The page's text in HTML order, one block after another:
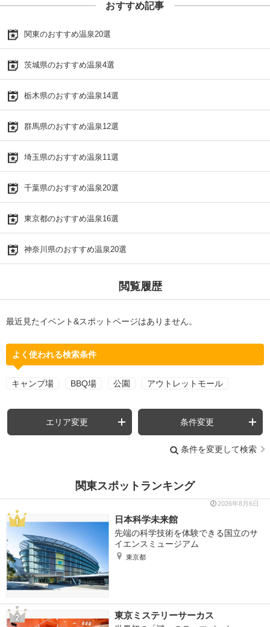
おすすめ記事
関東のおすすめ温泉20選
茨城県のおすすめ温泉4選
栃木県のおすすめ温泉14選
群馬県のおすすめ温泉12選
埼玉県のおすすめ温泉11選
千葉県のおすすめ温泉20選
東京都のおすすめ温泉16選
神奈川県のおすすめ温泉20選
閲覧履歴
最近見たイベント&スポットページはありません。
よく使われる検索条件
キャンプ場 BBQ場 公園 アウトレットモール
エリア変更 条件変更
条件を変更して検索
関東スポットランキング
2026年8月6日
日本科学未来館
先端の科学技術を体験できる国立のサ
イエンスミュージアム
東京都
東京ミステリーサーカス